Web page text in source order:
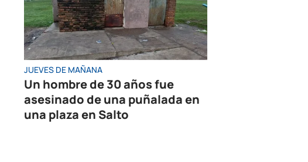
JUEVES DE MAÑANA
Un hombre de 30 años fue
asesinado de una puñalada en
una plaza en Salto